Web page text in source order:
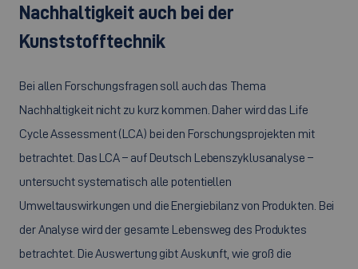
Nachhaltigkeit auch bei der
Kunststofftechnik
Bei allen Forschungsfragen soll auch das Thema
Nachhaltigkeit nicht zu kurz kommen. Daher wird das Life
Cycle Assessment (LCA) bei den Forschungsprojekten mit
betrachtet. Das LCA – auf Deutsch Lebenszyklusanalyse –
untersucht systematisch alle potentiellen
Umweltauswirkungen und die Energiebilanz von Produkten. Bei
der Analyse wird der gesamte Lebensweg des Produktes
betrachtet. Die Auswertung gibt Auskunft, wie groß die